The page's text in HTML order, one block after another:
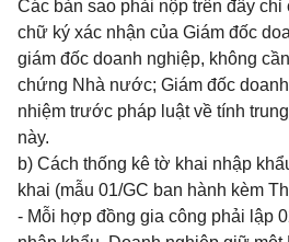
Các bản sao phải nộp trên đây chỉ
chữ ký xác nhận của Giám đốc
giám đốc doanh nghiệp, không
chứng Nhà nước; Giám đốc
nhiệm trước pháp luật về tính
này.
b) Cách thống kê tờ khai nhập
khai (mẫu 01/GC ban hành kèm
- Mỗi hợp đồng gia công phải lập